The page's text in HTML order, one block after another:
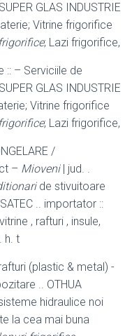
GLAS INDUSTRIE
Vitrine frigorifice
; Lazi frigorifice,
:: – Serviciile de
GLAS INDUSTRIE
Vitrine frigorifice
; Lazi frigorifice,
/
– Mioveni| jud. .
de stivuitoare
.. importator ::
, rafturi , insule,
h. t
(plastic & metal) -
.. OTHUA
hidraulice noi
la cea mai buna